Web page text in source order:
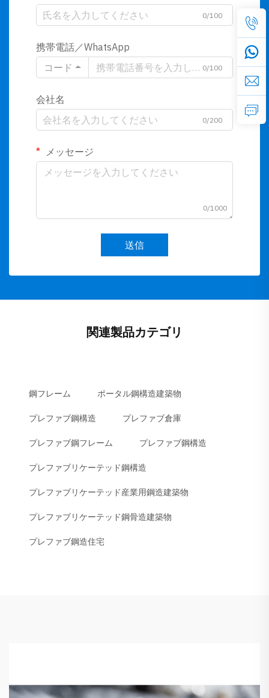
0/100
携帯電話／WhatsApp
コード
0/100
会社名
0/200
メッセージ
0/1000
送信
関連製品カテゴリ
鋼フレーム ポータル鋼構造建築物
プレファブ鋼構造 プレファブ倉庫
プレファブ鋼フレーム プレファブ鋼構造
プレファブリケーテッド鋼構造
プレファブリケーテッド産業用鋼造建築物
プレファブリケーテッド鋼骨造建築物
プレファブ鋼造住宅